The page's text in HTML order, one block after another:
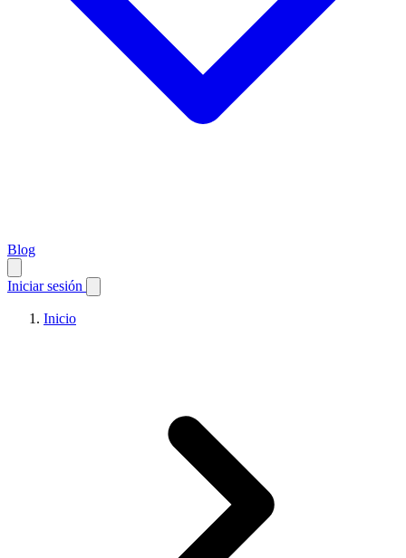
Blog
Iniciar sesión
Inicio